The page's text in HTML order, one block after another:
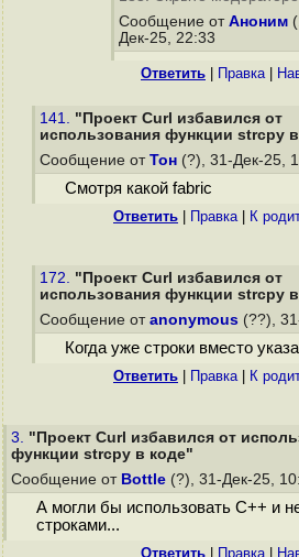
Сообщение от Аноним
Дек-25, 22:33
Ответить Правка|
141. "Проект Curl избавился от
использования функции strcpy
Сообщение от Тон (?), 31-Дек-25,
Смотря какой fabric
Ответить Правка| К
172. "Проект Curl избавился от
использования функции strcpy
Сообщение от anonymous (??),
Когда уже строки вместо
Ответить Правка| К
3. "Проект Curl избавился от
функции strcpy в коде"
Сообщение от Bottle (?), 31-Дек-25,
А могли бы использовать C++ и
строками...
Ответить Правка